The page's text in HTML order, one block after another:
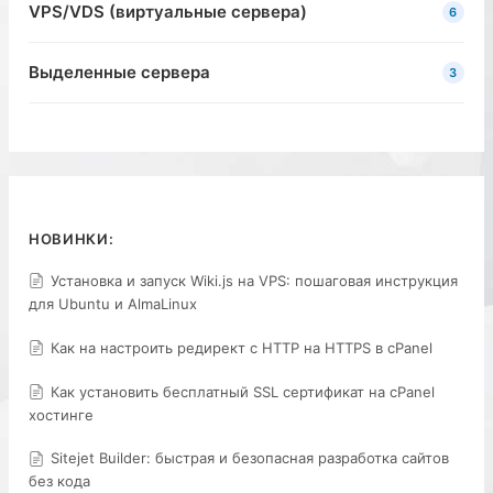
VPS/VDS (виртуальные сервера) 6
Выделенные сервера 3
НОВИНКИ:
Установка и запуск Wiki.js на VPS: пошаговая инструкция
для Ubuntu и AlmaLinux
Как на настроить редирект с HTTP на HTTPS в cPanel
Как установить бесплатный SSL сертификат на cPanel
хостинге
Sitejet Builder: быстрая и безопасная разработка сайтов
без кода